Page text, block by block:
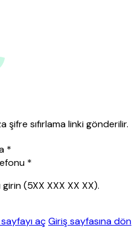
şifre sıfırlama linki gönderilir.
*
*
girin (5XX XXX XX XX).
açGiriş sayfasına dön